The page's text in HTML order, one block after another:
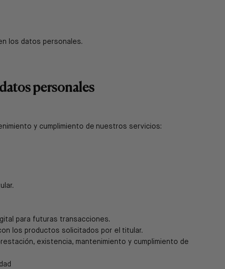
los datos personales.
personales
y cumplimiento de nuestros servicios:
para futuras transacciones.
los productos solicitados por el titular.
existencia, mantenimiento y cumplimiento de